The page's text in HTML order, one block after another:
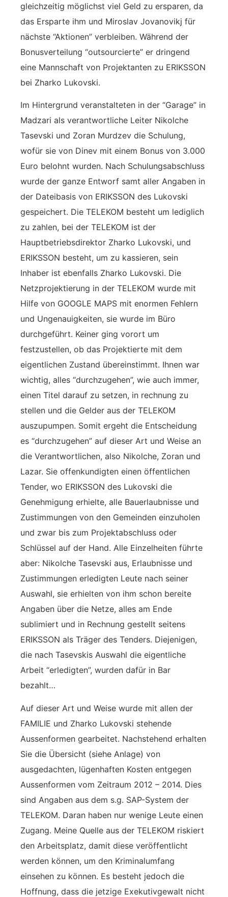
gleichzeitig möglichst viel Geld zu ersparen, da
das Ersparte ihm und Miroslav Jovanovikj für
nächste “Aktionen” verbleiben. Während der
Bonusverteilung “outsourcierte” er dringend
eine Mannschaft von Projektanten zu ERIKSSON
bei Zharko Lukovski.
Im Hintergrund veranstalteten in der “Garage” in
Madzari als verantwortliche Leiter Nikolche
Tasevski und Zoran Murdzev die Schulung,
wofür sie von Dinev mit einem Bonus von 3.000
Euro belohnt wurden. Nach Schulungsabschluss
wurde der ganze Entworf samt aller Angaben in
der Dateibasis von ERIKSSON des Lukovski
gespeichert. Die TELEKOM besteht um lediglich
zu zahlen, bei der TELEKOM ist der
Hauptbetriebsdirektor Zharko Lukovski, und
ERIKSSON besteht, um zu kassieren, sein
Inhaber ist ebenfalls Zharko Lukovski. Die
Netzprojektierung in der TELEKOM wurde mit
Hilfe von GOOGLE MAPS mit enormen Fehlern
und Ungenauigkeiten, sie wurde im Büro
durchgeführt. Keiner ging vorort um
festzustellen, ob das Projektierte mit dem
eigentlichen Zustand übereinstimmt. Ihnen war
wichtig, alles “durchzugehen”, wie auch immer,
einen Titel darauf zu setzen, in rechnung zu
stellen und die Gelder aus der TELEKOM
auszupumpen. Somit ergeht die Entscheidung
es “durchzugehen” auf dieser Art und Weise an
die Verantwortlichen, also Nikolche, Zoran und
Lazar. Sie offenkundigten einen öffentlichen
Tender, wo ERIKSSON des Lukovski die
Genehmigung erhielte, alle Bauerlaubnisse und
Zustimmungen von den Gemeinden einzuholen
und zwar bis zum Projektabschluss oder
Schlüssel auf der Hand. Alle Einzelheiten führte
aber: Nikolche Tasevski aus, Erlaubnisse und
Zustimmungen erledigten Leute nach seiner
Auswahl, sie erhielten von ihm schon bereite
Angaben über die Netze, alles am Ende
sublimiert und in Rechnung gestellt seitens
ERIKSSON als Träger des Tenders. Diejenigen,
die nach Tasevskis Auswahl die eigentliche
Arbeit “erledigten”, wurden dafür in Bar
bezahlt…
Auf dieser Art und Weise wurde mit allen der
FAMILIE und Zharko Lukovski stehende
Aussenformen gearbeitet. Nachstehend erhalten
Sie die Übersicht (siehe Anlage) von
ausgedachten, lügenhaften Kosten entgegen
Aussenformen vom Zeitraum 2012 – 2014. Dies
sind Angaben aus dem s.g. SAP-System der
TELEKOM. Daran haben nur wenige Leute einen
Zugang. Meine Quelle aus der TELEKOM riskiert
den Arbeitsplatz, damit diese veröffentlicht
werden können, um den Kriminalumfang
einsehen zu können. Es besteht jedoch die
Hoffnung, dass die jetzige Exekutivgewalt nicht